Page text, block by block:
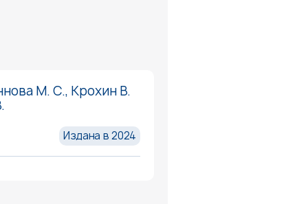
М. С., Крохин В.
Издана в 2024